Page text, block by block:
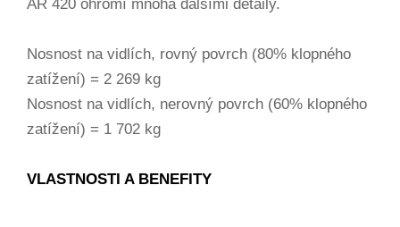
AR 420 ohromí mnoha dalšími detaily.
Nosnost na vidlích, rovný povrch (80% klopného
zatížení) = 2 269 kg
Nosnost na vidlích, nerovný povrch (60% klopného
zatížení) = 1 702 kg
VLASTNOSTI A BENEFITY